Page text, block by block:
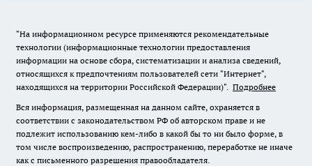
"На информационном ресурсе применяются рекомендательные
технологии (информационные технологии предоставления
информации на основе сбора, систематизации и анализа сведений,
относящихся к предпочтениям пользователей сети "Интернет",
находящихся на территории Российской Федерации)". Подробнее
Вся информация, размещенная на данном сайте, охраняется в
соответствии с законодательством РФ об авторском праве и не
подлежит использованию кем-либо в какой бы то ни было форме, в
том числе воспроизведению, распространению, переработке не иначе
как с письменного разрешения правообладателя.